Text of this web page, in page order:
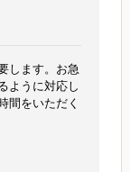
します。お急
ように対応し
間をいただく